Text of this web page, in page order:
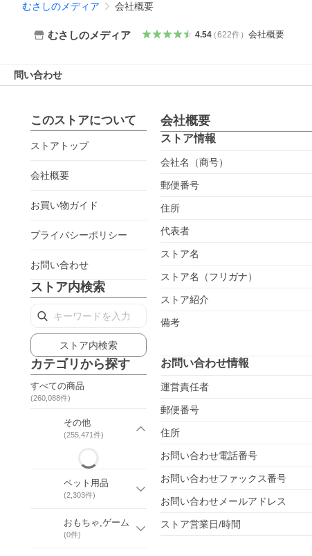
むさしのメディア 会社概要
むさしのメディア 4.54（622件） 会社概要
問い合わせ
このストアについて
ストアトップ
会社概要
お買い物ガイド
プライバシーポリシー
お問い合わせ
ストア内検索
ストア内検索
カテゴリから探す
すべての商品
(260,088件)
その他
(255,471件)
ペット用品
(2,303件)
おもちゃ,ゲーム
(0件)
会社概要
ストア情報
会社名（商号）
郵便番号
住所
代表者
ストア名
ストア名（フリガナ）
ストア紹介
備考
お問い合わせ情報
運営責任者
郵便番号
住所
お問い合わせ電話番号
お問い合わせファックス番号
お問い合わせメールアドレス
ストア営業日/時間